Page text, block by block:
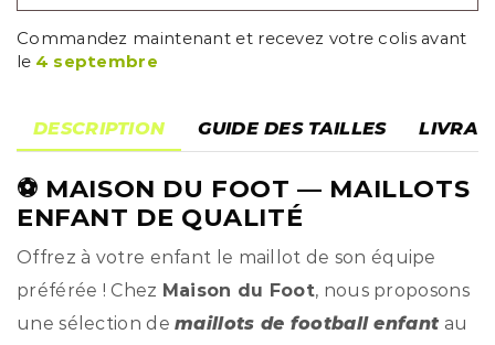
Commandez maintenant et recevez votre colis avant
le 4 septembre
DESCRIPTION GUIDE DES TAILLES
⚽ MAISON DU FOOT — MAILLOTS
ENFANT DE QUALITÉ
Offrez à votre enfant le maillot de son équipe
préférée ! Chez Maison du Foot, nous proposons
une sélection demaillots de football enfant au